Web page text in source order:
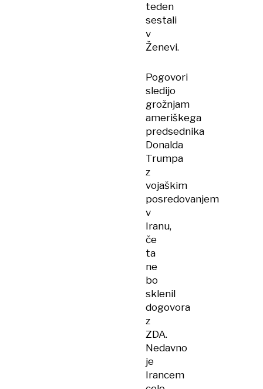
teden
sestali
v
Ženevi.
Pogovori
sledijo
grožnjam
ameriškega
predsednika
Donalda
Trumpa
z
vojaškim
posredovanjem
v
Iranu,
če
ta
ne
bo
sklenil
dogovora
z
ZDA.
Nedavno
je
Irancem